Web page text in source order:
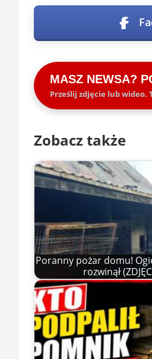
MASZ NEWSA?
Prześlij zdjęcie lub
Zobacz także
Poranny pożar domu!
rozwinął